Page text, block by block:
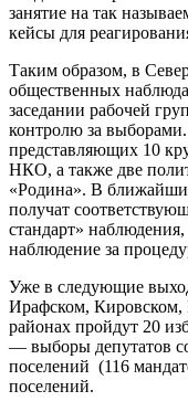
занятие на так
кейсы для
Таким образом, в
общественных
заседании рабочей
контролю за
представляющих 10
НКО, а также две
«Родина». В
получат
стандарт»
наблюдение за
Уже в следующие
Ирафском,
районах пройдут 20
— выборы депутатов
поселений (116
поселений.